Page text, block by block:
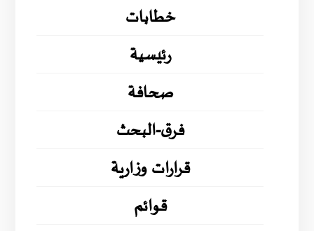
خطابات
رئيسية
صحافة
فرق-البحث
قرارات وزارية
قوائم